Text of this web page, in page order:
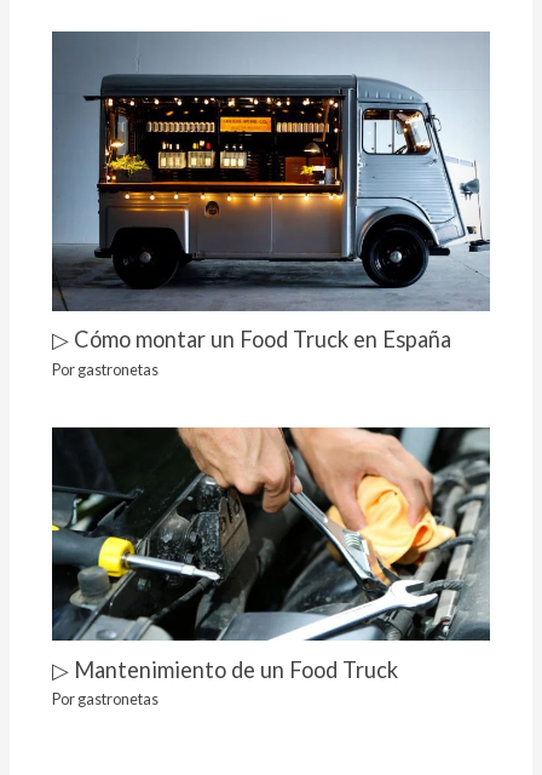
▷ Cómo montar un Food Truck en España
Porgastronetas
▷ Mantenimiento de un Food Truck
Porgastronetas